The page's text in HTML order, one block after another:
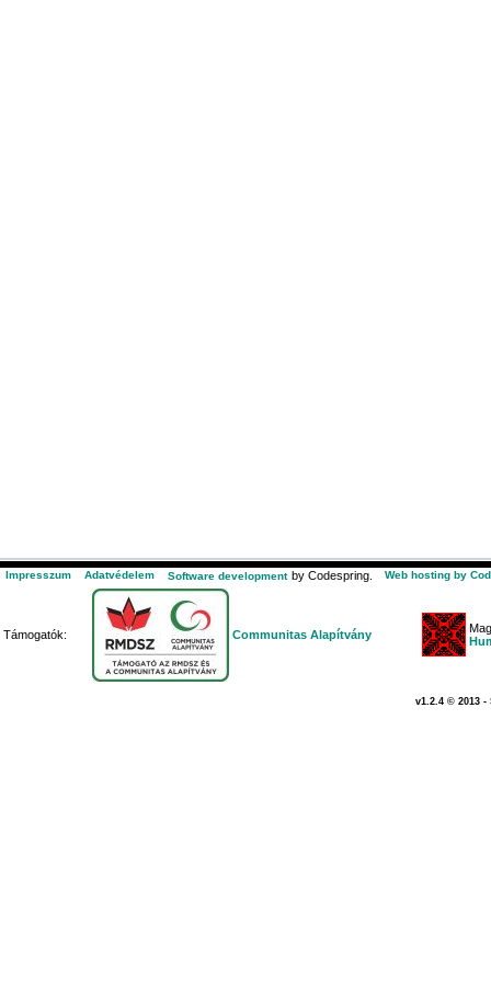
Impresszum Adatvédelem Software development by Codespring. Web hosting by
Támogatók: Communitas Alapítvány
v1.2.4 © 2013